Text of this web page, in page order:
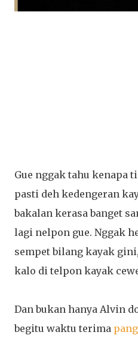
Gue nggak tahu kenapa
pasti deh kedengeran
bakalan kerasa banget
lagi nelpon gue. Nggak
sempet bilang kayak
kalo di telpon kayak
Dan bukan hanya Alvin
begitu waktu terima